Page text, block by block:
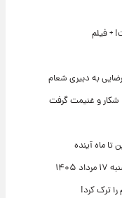
+ فیلم
به دبیری شعام
شکار و غنیمت گرفت
تا ماه آینده
را ترک کرد!